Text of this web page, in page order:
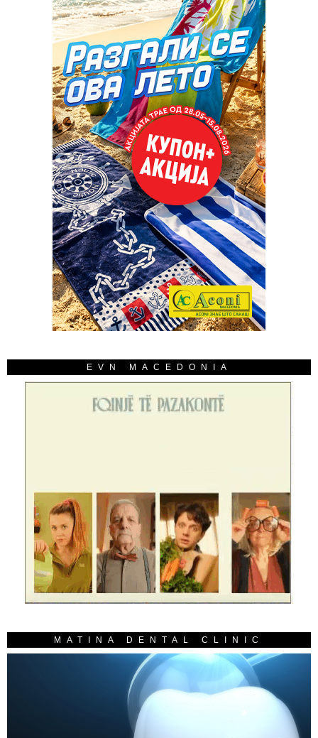
EVN MACEDONIA
MATINA DENTAL CLINIC